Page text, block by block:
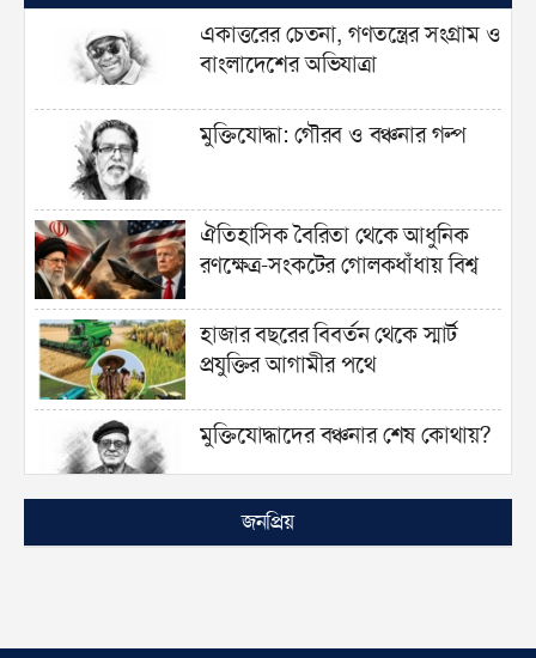
একাত্তরের চেতনা, গণতন্ত্রের সংগ্রাম ও
বাংলাদেশের অভিযাত্রা
মুক্তিযোদ্ধা: গৌরব ও বঞ্চনার গল্প
ঐতিহাসিক বৈরিতা থেকে আধুনিক
রণক্ষেত্র-সংকটের গোলকধাঁধায় বিশ্ব
হাজার বছরের বিবর্তন থেকে স্মার্ট
প্রযুক্তির আগামীর পথে
মুক্তিযোদ্ধাদের বঞ্চনার শেষ কোথায়?
নতুন করে ঘুরে দাঁড়ানোর পথ খুঁজছেন
জুলাই বিপ্লবে বিক্ষুদ্ধ ছিলেন শিল্পীরাও
জনপ্রিয়